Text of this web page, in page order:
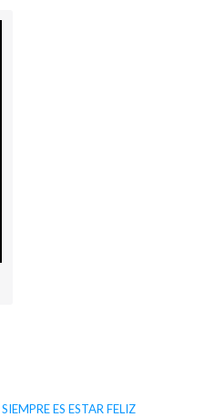
ES ESTAR FELIZ